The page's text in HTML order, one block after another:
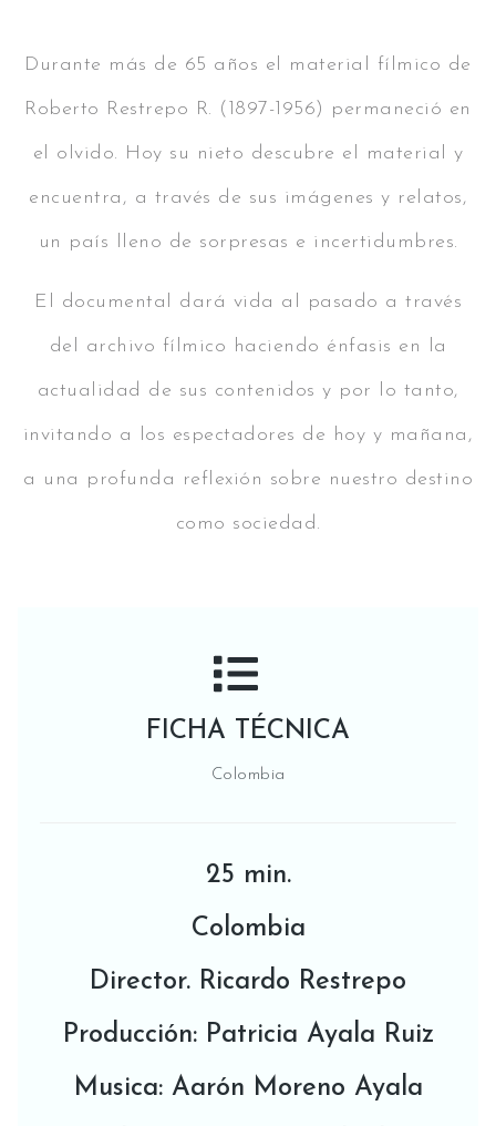
Durante más de 65 años el material fílmico de
Roberto Restrepo R. (1897-1956) permaneció en
el olvido. Hoy su nieto descubre el material y
encuentra, a través de sus imágenes y relatos,
un país lleno de sorpresas e incertidumbres.
El documental dará vida al pasado a través
del archivo fílmico haciendo énfasis en la
actualidad de sus contenidos y por lo tanto,
invitando a los espectadores de hoy y mañana,
a una profunda reflexión sobre nuestro destino
como sociedad.
FICHA TÉCNICA
Colombia
25 min.
​Colombia
Director. Ricardo Restrepo
Producción: Patricia Ayala Ruiz
Musica: Aarón Moreno Ayala